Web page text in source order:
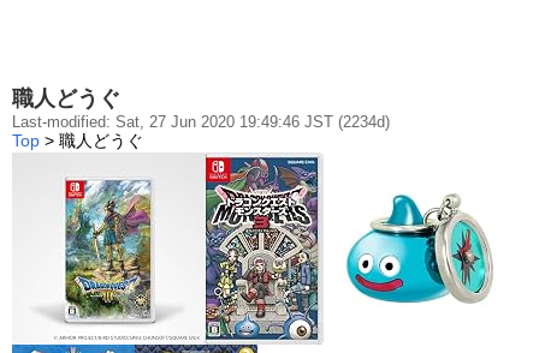
職人どうぐ
Last-modified: Sat, 27 Jun 2020 19:49:46 JST (2234d)
Top > 職人どうぐ